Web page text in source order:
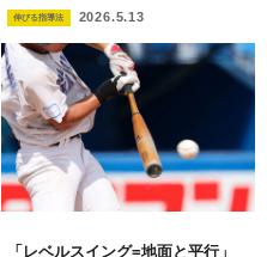
伸びる指導法 2026.5.13
「レベルスイング=地面と平行」